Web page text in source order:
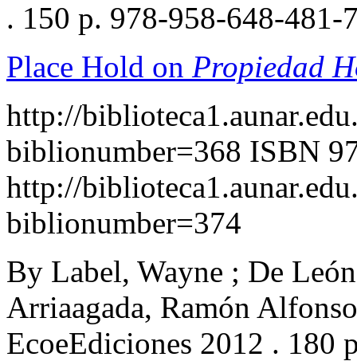
. 150 p. 978-958-648-481-
Place Hold on Propiedad
http://
biblionumber=368 ISBN
http://
biblionumber=374
By Label, Wayne ; De
Arriaagada, Ramón
EcoeEdiciones 2012 . 180